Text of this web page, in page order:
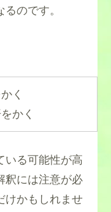
のです。
く
かく
いる可能性が高
釈には注意が必
けかもしれませ